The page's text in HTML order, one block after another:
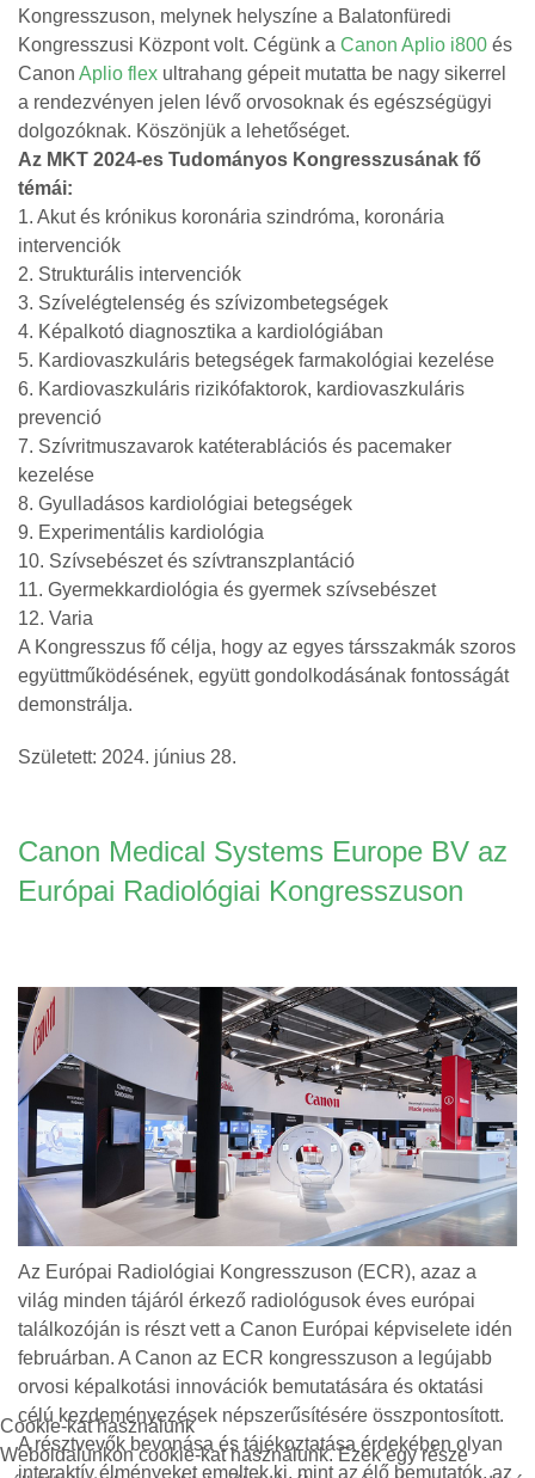
Kongresszuson, melynek helyszíne a Balatonfüredi
Kongresszusi Központ volt. Cégünk a Canon Aplio i800 és
Canon Aplio flex ultrahang gépeit mutatta be nagy sikerrel
a rendezvényen jelen lévő orvosoknak és egészségügyi
dolgozóknak. Köszönjük a lehetőséget.
Az MKT 2024-es Tudományos Kongresszusának fő
témái:
1. Akut és krónikus koronária szindróma, koronária
intervenciók
2. Strukturális intervenciók
3. Szívelégtelenség és szívizombetegségek
4. Képalkotó diagnosztika a kardiológiában
5. Kardiovaszkuláris betegségek farmakológiai kezelése
6. Kardiovaszkuláris rizikófaktorok, kardiovaszkuláris
prevenció
7. Szívritmuszavarok katéterablációs és pacemaker
kezelése
8. Gyulladásos kardiológiai betegségek
9. Experimentális kardiológia
10. Szívsebészet és szívtranszplantáció
11. Gyermekkardiológia és gyermek szívsebészet
12. Varia
A Kongresszus fő célja, hogy az egyes társszakmák szoros
együttműködésének, együtt gondolkodásának fontosságát
demonstrálja.
Született: 2024. június 28.
Canon Medical Systems Europe BV az
Európai Radiológiai Kongresszuson
Az Európai Radiológiai Kongresszuson (ECR), azaz a
világ minden tájáról érkező radiológusok éves európai
találkozóján is részt vett a Canon Európai képviselete idén
februárban. A Canon az ECR kongresszuson a legújabb
orvosi képalkotási innovációk bemutatására és oktatási
célú kezdeményezések népszerűsítésére összpontosított.
A résztvevők bevonása és tájékoztatása érdekében olyan
interaktív élményeket emeltek ki, mint az élő bemutatók, az
Cookie-kat használunk
Weboldalunkon cookie-kat használunk. Ezek egy része